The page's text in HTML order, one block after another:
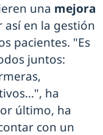
una mejora
así en la gestión
pacientes. "Es
juntos:
ha
último, ha
con un